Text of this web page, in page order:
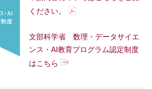
ください。
文部科学省 数理・データサイエ
ンス・AI教育プログラム認定制度
はこちら